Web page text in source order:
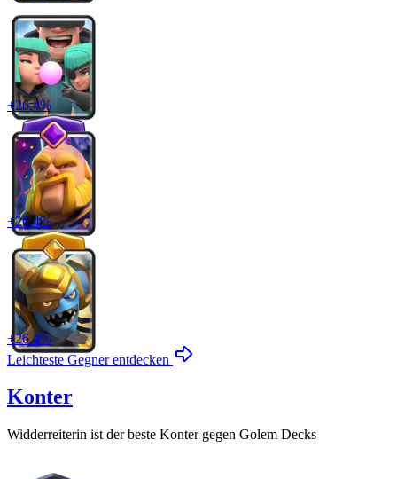
+26.4%
+26.4%
+26.4%
Leichteste Gegner entdecken
Konter
Widderreiterin ist der beste Konter gegen Golem Decks